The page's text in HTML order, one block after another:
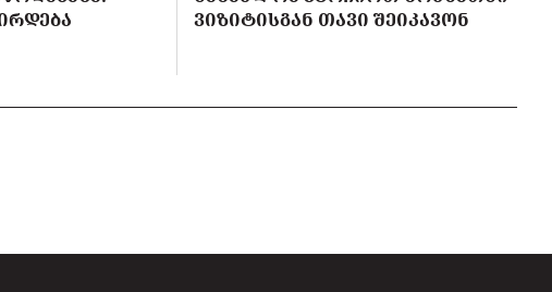
ᲕᲘᲖᲘᲢᲘᲡᲒᲐᲜ ᲗᲐᲕᲘ ᲨᲔᲘᲙᲐᲕᲝᲜ